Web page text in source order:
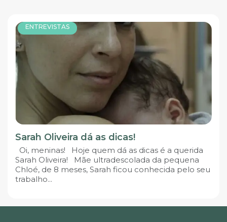
ENTREVISTAS
Sarah Oliveira dá as dicas!
Oi, meninas! Hoje quem dá as dicas é a querida
Sarah Oliveira! Mãe ultradescolada da pequena
Chloé, de 8 meses, Sarah ficou conhecida pelo seu
trabalho...